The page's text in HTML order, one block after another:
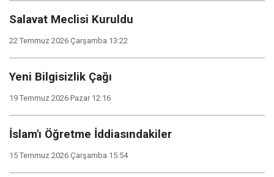
Salavat Meclisi Kuruldu
22 Temmuz 2026 Çarşamba 13:22
Yeni Bilgisizlik Çağı
19 Temmuz 2026 Pazar 12:16
İslam'ı Öğretme İddiasındakiler
15 Temmuz 2026 Çarşamba 15:54